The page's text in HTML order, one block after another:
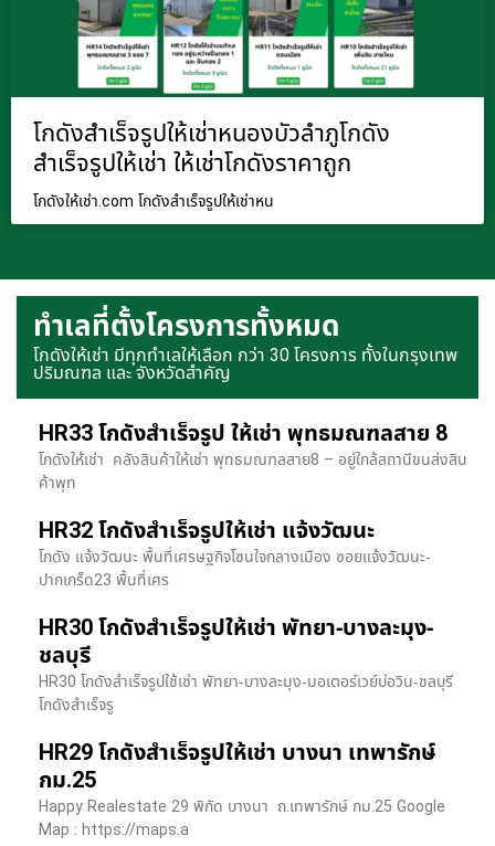
โกดังสำเร็จรูปให้เช่าหนองบัวลำภูโกดัง
สำเร็จรูปให้เช่า ให้เช่าโกดังราคาถูก
โกดังให้เช่า.com โกดังสำเร็จรูปให้เช่าหน
ทำเลที่ตั้งโครงการทั้งหมด
โกดังให้เช่า มีทุกทำเลให้เลือก กว่า 30 โครงการ ทั้งในกรุงเทพ
ปริมณฑล และ จังหวัดสำคัญ
HR33 โกดังสำเร็จรูป ให้เช่า พุทธมณฑลสาย 8
โกดังให้เช่า คลังสินค้าให้เช่า พุทธมณฑลสาย8 – อยู่ใกล้สถานีขนส่งสิน
ค้าพุท
HR32 โกดังสำเร็จรูปให้เช่า แจ้งวัฒนะ
โกดัง แจ้งวัฒนะ พื้นที่เศรษฐกิจโซนใจกลางเมือง ซอยแจ้งวัฒนะ-
ปากเกร็ด23 พื้นที่เศร
HR30 โกดังสำเร็จรูปให้เช่า พัทยา-บางละมุง-
ชลบุรี
HR30 โกดังสำเร็จรูปใช้เช่า พัทยา-บางละมุง-มอเตอร์เวย์บ่อวิน-ชลบุรี
โกดังสำเร็จรู
HR29 โกดังสำเร็จรูปให้เช่า บางนา เทพารักษ์
กม.25
Happy Realestate 29 พิกัด บางนา​ ถ.เทพารักษ์ กม.25 Google
Map : ​https://maps.a